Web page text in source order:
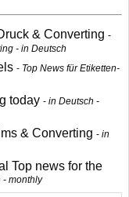
& Converting
- in Deutsch
Top News für Etiketten-
today
in Deutsch -
& Converting
in
Top news for the
- monthly